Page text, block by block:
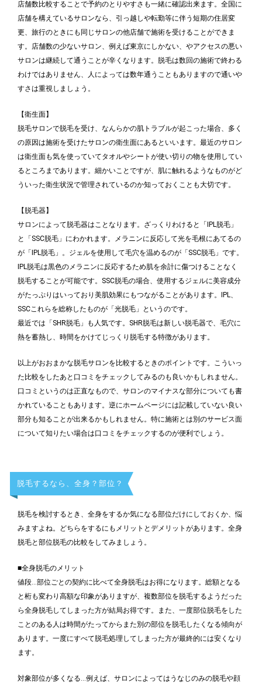
店舗数比較することで予約のとりやすさも一緒に確認出来ます。全国に
店舗を構えているサロンなら、引っ越しや転勤等に伴う短期の住居変
更、旅行のときにも同じサロンの他店舗で施術を受けることができま
す。店舗数の少ないサロン、例えば東京にしかない、やアクセスの悪い
サロンは継続して通うことが辛くなります。脱毛は数回の施術で終わる
わけではありません、人によっては数年通うこともありますので通いや
すさは重視しましょう。
【衛生面】
脱毛サロンで脱毛を受け、なんらかの肌トラブルが起こった場合、多く
の原因は施術を受けたサロンの衛生面にあるといいます。最近のサロン
は衛生面も気を使っていてタオルやシートが使い切りの物を使用してい
るところまであります。細かいことですが、肌に触れるようなものがど
ういった衛生状況で管理されているのか知っておくことも大切です。
【脱毛器】
サロンによって脱毛器はことなります。ざっくりわけると「IPL脱毛」
と「SSC脱毛」にわかれます。メラニンに反応して光を毛根にあてるの
が「IPL脱毛」。ジェルを使用して毛穴を温めるのが「SSC脱毛」です。
IPL脱毛は黒色のメラニンに反応するため肌を余計に傷つけることなく
脱毛することが可能です。SSC脱毛の場合、使用するジェルに美容成分
がたっぷりはいっており美肌効果にもつながることがあります。IPL、
SSCこれらを総称したものが「光脱毛」というのです。
最近では「SHR脱毛」も人気です。SHR脱毛は新しい脱毛器で、毛穴に
熱を蓄熱し、時間をかけてじっくり脱毛する特徴があります。
以上がおおまかな脱毛サロンを比較するときのポイントです。こういっ
た比較をしたあと口コミをチェックしてみるのも良いかもしれません。
口コミというのは正直なもので、サロンのマイナスな部分についても書
かれていることもあります。逆にホームページには記載していない良い
部分も知ることが出来るかもしれません。特に施術とは別のサービス面
について知りたい場合は口コミをチェックするのが便利でしょう。
脱毛するなら、全身？部位？
脱毛を検討するとき、全身をするか気になる部位だけにしておくか、悩
みますよね。どちらをするにもメリットとデメリットがあります。全身
脱毛と部位脱毛の比較をしてみましょう。
■全身脱毛のメリット
値段…部位ごとの契約に比べて全身脱毛はお得になります。総額となる
と桁も変わり高額な印象がありますが、複数部位を脱毛するようだった
ら全身脱毛してしまった方が結局お得です。また、一度部位脱毛をした
ことのある人は時間がたってからまた別の部位を脱毛したくなる傾向が
あります。一度にすべて脱毛処理してしまった方が最終的には安くなり
ます。
対象部位が多くなる…例えば、サロンによってはうなじのみの脱毛や顔